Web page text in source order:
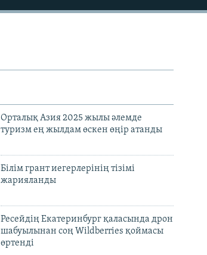
Орталық Азия 2025 жылы әлемде
туризм ең жылдам өскен өңір атанды
Білім грант иегерлерінің тізімі
жарияланды
Ресейдің Екатеринбург қаласында дрон
шабуылынан соң Wildberries қоймасы
өртенді